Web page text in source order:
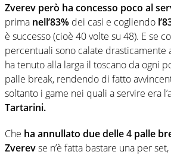
Zverev però ha concesso poco al
prima nell’83% dei casi e cogliendo
è successo (cioè 40 volte su 48). E se
percentuali sono calate drasticamente
ha tenuto alla larga il toscano da ogni
palle break, rendendo di fatto
soltanto i game nei quali a servire era
Tartarini.
Che ha annullato due delle 4 palle
Zverevse n’è fatta bastare una per